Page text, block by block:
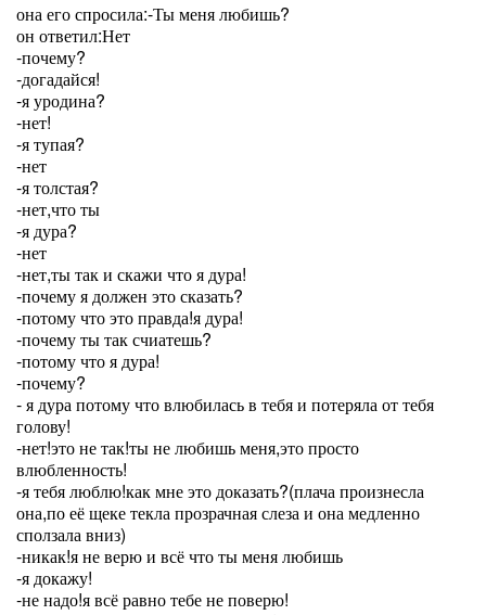
она его спросила:-Ты меня любишь?
он ответил:Нет
-почему?
-догадайся!
-я уродина?
-нет!
-я тупая?
-нет
-я толстая?
-нет,что ты
-я дура?
-нет
-нет,ты так и скажи что я дура!
-почему я должен это сказать?
-потому что это правда!я дура!
-почему ты так счиатешь?
-потому что я дура!
-почему?
- я дура потому что влюбилась в тебя и потеряла от тебя
голову!
-нет!это не так!ты не любишь меня,это просто
влюбленность!
-я тебя люблю!как мне это доказать?(плача произнесла
она,по её щеке текла прозрачная слеза и она медленно
сползала вниз)
-никак!я не верю и всё что ты меня любишь
-я докажу!
-не надо!я всё равно тебе не поверю!